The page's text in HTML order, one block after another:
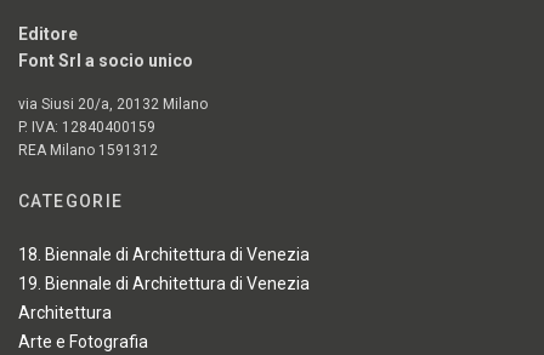
Editore
Font Srl a socio unico
via Siusi 20/a, 20132 Milano
P. IVA: 12840400159
REA Milano 1591312
CATEGORIE
18. Biennale di Architettura di Venezia
19. Biennale di Architettura di Venezia
Architettura
Arte e Fotografia